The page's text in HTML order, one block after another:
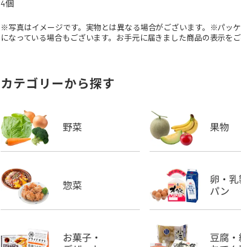
4個
※写真はイメージです。実物とは異なる場合がございます。※パッ
になっている場合もございます。お手元に届きました商品の表示を
カテゴリーから探す